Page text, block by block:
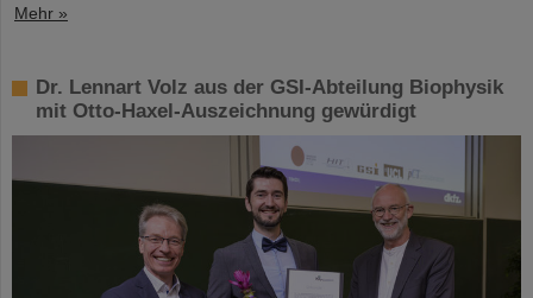
Mehr »
Dr. Lennart Volz aus der GSI-Abteilung Biophysik
mit Otto-Haxel-Auszeichnung gewürdigt